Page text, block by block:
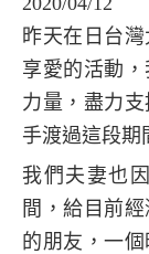
昨天在日台
享愛的活動
力量，盡力
手渡過這段期
我們夫妻也
間，給目前
的朋友，一